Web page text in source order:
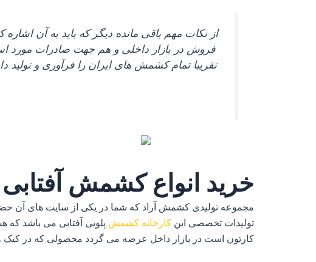
از نکات مهم باقی مانده دیگر که باید به آن
فروش در بازار داخلی و هم جهت صادرات مورد
تقریبا تمام کشمش ‌های ایران را فرآوری و تولید
خرید انواع کشمش
مجموعه تولیدی کشمش آراد که شما در یکی از سایت‌ های آن
تولیدات تخصصی این کارخانه کشمش
کارتون است در بازار داخل عرضه می‌ گردد محصولی که در کیک و